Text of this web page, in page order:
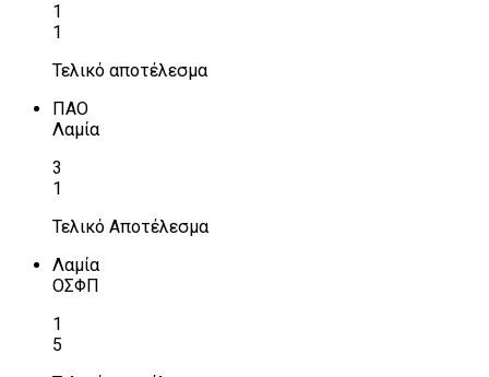
1
1
Τελικό αποτέλεσμα
ΠΑΟ
Λαμία
3
1
Τελικό Αποτέλεσμα
Λαμία
ΟΣΦΠ
1
5